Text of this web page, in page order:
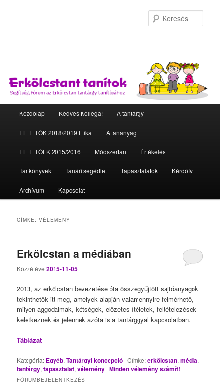
Tovább az elsődleges tartalomra
Tovább a másodlagos tartalomra
Kezdőlap Kedves Kolléga! A tantárgy
ELTE TÓK 2018/2019 Etika A tananyag
ELTE TÓFK 2015/2016 Módszertan Értékelés
Tankönyvek Tanári segédlet Tapasztalatok Kérdőív
Archívum Kapcsolat
CÍMKE:VÉLEMÉNY
Erkölcstan a médiában
Közzétéve2015-11-05
2013, az erkölcstan bevezetése óta összegyűjtött sajtóanyagok
tekinthetők itt meg, amelyek alapján valamennyire felmérhető,
milyen aggodalmak, kétségek, előzetes ítéletek, feltételezések
keletkeznek és jelennek azóta is a tantárggyal kapcsolatban.
Táblázat
Kategória: Egyéb,Tantárgyi koncepció |Címke:erkölcstan,média,
tantárgy,tapasztalat,vélemény |Minden vélemény számít!
FÓRUMBEJELENTKEZÉS